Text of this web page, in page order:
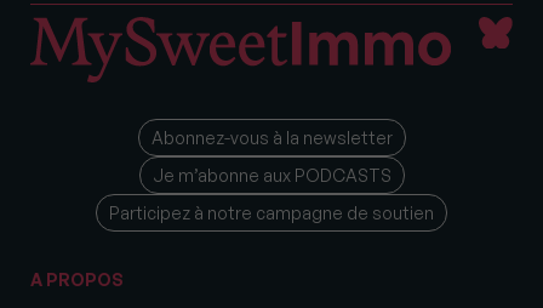
Abonnez-vous à la newsletter
Je m’abonne aux PODCASTS
Participez à notre campagne de soutien
A PROPOS